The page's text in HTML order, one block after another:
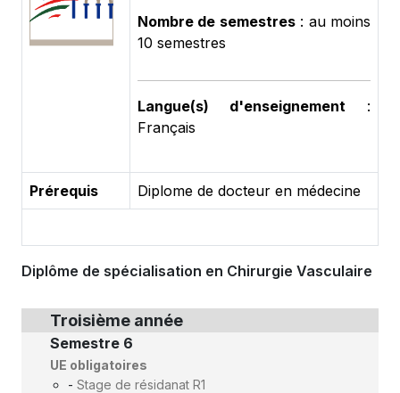
Nombre de semestres: au moins
10 semestres
Langue(s) d'enseignement :
Français
Prérequis Diplome de docteur en médecine
Diplôme de spécialisation en Chirurgie Vasculaire
Troisième année
Semestre 6
UE obligatoires
- Stage de résidanat R1